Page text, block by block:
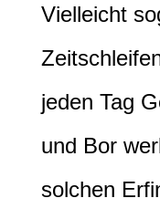
Vielleicht
jeden Tag
und Bor
solchen